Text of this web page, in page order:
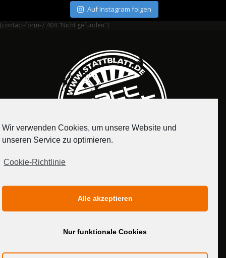
Auf Instagram folgen
[contact-form-7 404 "Nicht gefunden"]
MEDIADATEN
Wir verwenden Cookies, um unsere Website und
unseren Service zu optimieren.
Cookie-Richtlinie
Alle akzeptieren
Nur funktionale Cookies